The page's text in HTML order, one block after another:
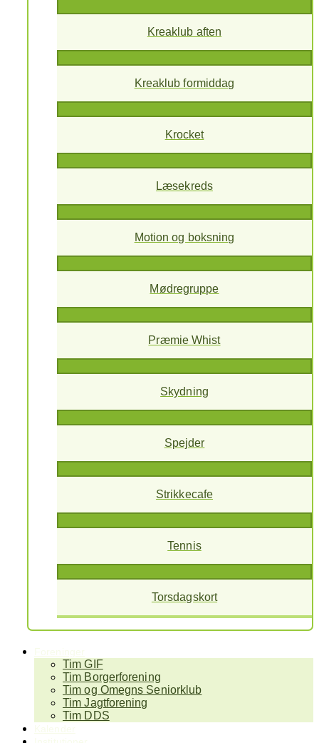
Kreaklub aften
Kreaklub formiddag
Krocket
Læsekreds
Motion og boksning
Mødregruppe
Præmie Whist
Skydning
Spejder
Strikkecafe
Tennis
Torsdagskort
Tim GIF
Tim Borgerforening
Tim og Omegns Seniorklub
Tim Jagtforening
Tim DDS